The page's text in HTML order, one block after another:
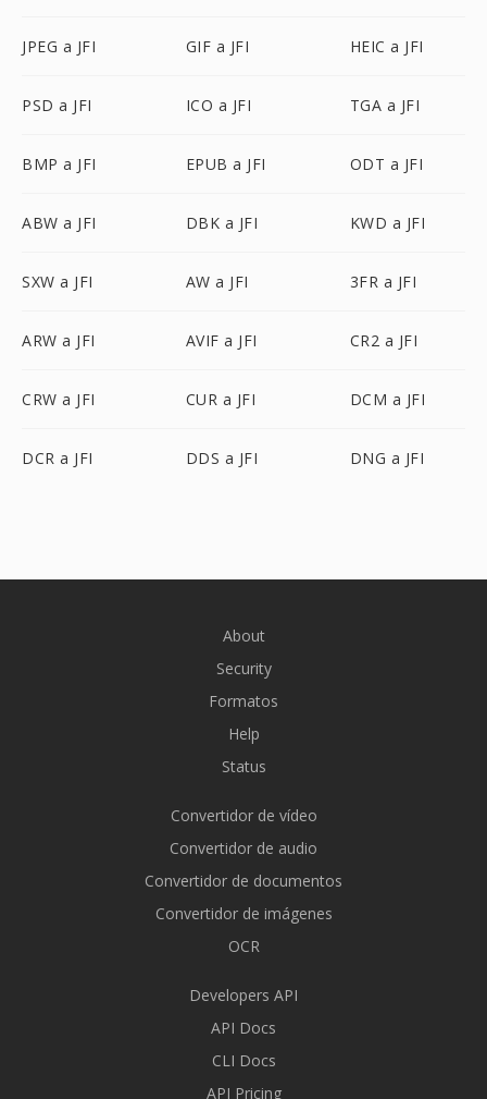
JPEG a JFI GIF a JFI HEIC a JFI
PSD a JFI ICO a JFI TGA a JFI
BMP a JFI EPUB a JFI ODT a JFI
ABW a JFI DBK a JFI KWD a JFI
SXW a JFI AW a JFI 3FR a JFI
ARW a JFI AVIF a JFI CR2 a JFI
CRW a JFI CUR a JFI DCM a JFI
DCR a JFI DDS a JFI DNG a JFI
About
Security
Formatos
Help
Status
Convertidor de vídeo
Convertidor de audio
Convertidor de documentos
Convertidor de imágenes
OCR
Developers API
API Docs
CLI Docs
API Pricing